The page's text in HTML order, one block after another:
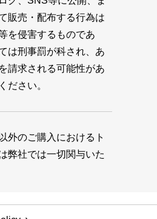
販売・配布する行為は
を侵害するものであ
は刑事罰が科され、あ
請求される可能性があ
ださい。
外のご購入におけるト
弊社では一切関与いた